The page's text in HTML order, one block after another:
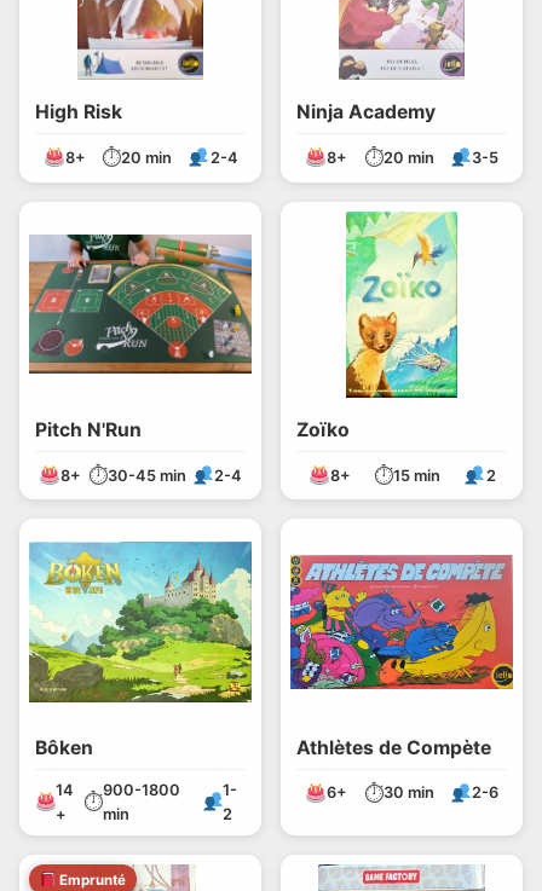
High Risk
8+ ⏱20 min 2-4
Ninja Academy
8+ ⏱20 min 3-5
Pitch N'Run
8+ ⏱30-45 min 2-4
Zoïko
8+ ⏱15 min 2
Bôken
14
+
⏱900-1800
min
1-
2
Athlètes de Compète
6+ ⏱30 min 2-6
Emprunté